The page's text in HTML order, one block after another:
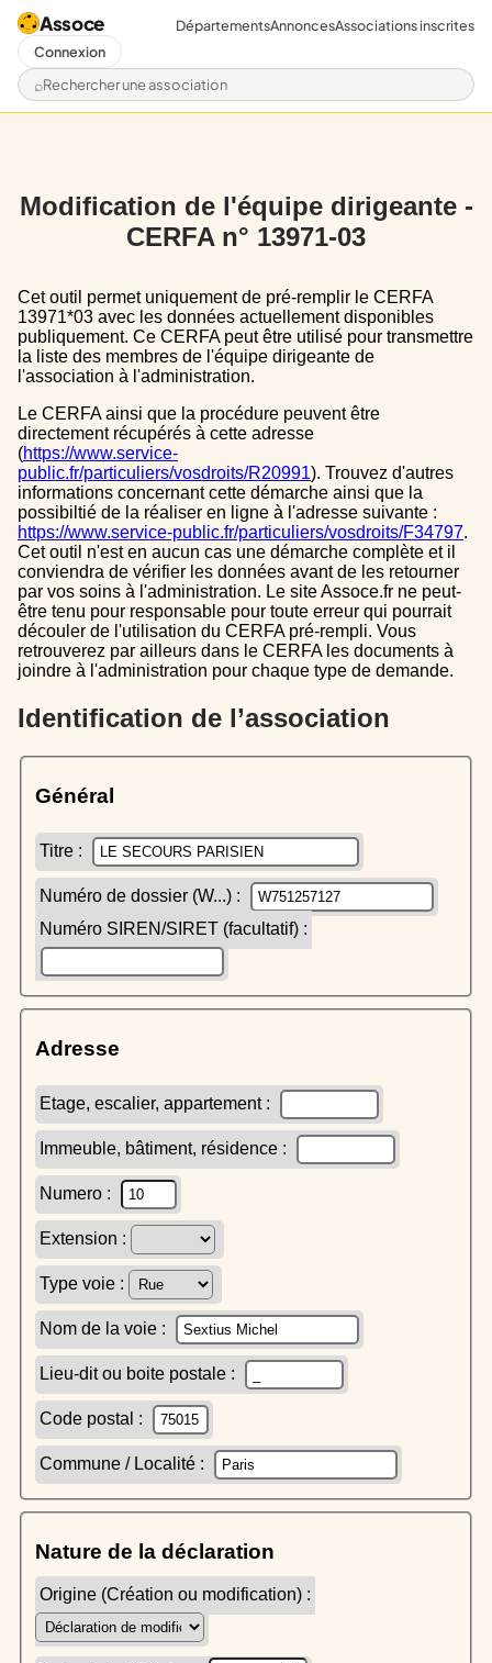
Assoce
Rechercher une association
DépartementsAnnoncesAssociations inscrites
Connexion
Modification de l'équipe dirigeante -
CERFA n° 13971-03
Cet outil permet uniquement de pré-remplir le CERFA
13971*03 avec les données actuellement disponibles
publiquement. Ce CERFA peut être utilisé pour transmettre
la liste des membres de l'équipe dirigeante de
l'association à l'administration.
Le CERFA ainsi que la procédure peuvent être
directement récupérés à cette adresse
(https://www.service-
public.fr/particuliers/vosdroits/R20991). Trouvez d'autres
informations concernant cette démarche ainsi que la
possibiltié de la réaliser en ligne à l'adresse suivante :
https://www.service-public.fr/particuliers/vosdroits/F34797.
Cet outil n'est en aucun cas une démarche complète et il
conviendra de vérifier les données avant de les retourner
par vos soins à l'administration. Le site Assoce.fr ne peut-
être tenu pour responsable pour toute erreur qui pourrait
découler de l'utilisation du CERFA pré-rempli. Vous
retrouverez par ailleurs dans le CERFA les documents à
joindre à l'administration pour chaque type de demande.
Identification de l’association
Général
Titre :
Numéro de dossier (W...) :
Numéro SIREN/SIRET (facultatif) :
Adresse
Etage, escalier, appartement :
Immeuble, bâtiment, résidence :
Numero :
Extension :
Type voie :
Nom de la voie :
Lieu-dit ou boite postale :
Code postal :
Commune / Localité :
Nature de la déclaration
Origine (Création ou modification) :